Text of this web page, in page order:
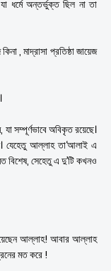
ধর্মে অন্তর্ভুক্ত ছিল না তা
, মাদ্রাসা প্রতিষ্ঠা জায়েজ
সম্পূর্ণভাবে অবিকৃত রয়েছে।
যেহেতু আল্লাহ তা‘আলাই এ
বিশেষ, সেহেতু এ দু’টি কখনও
আল্লাহ! আবার আল্লাহ
মত করে !